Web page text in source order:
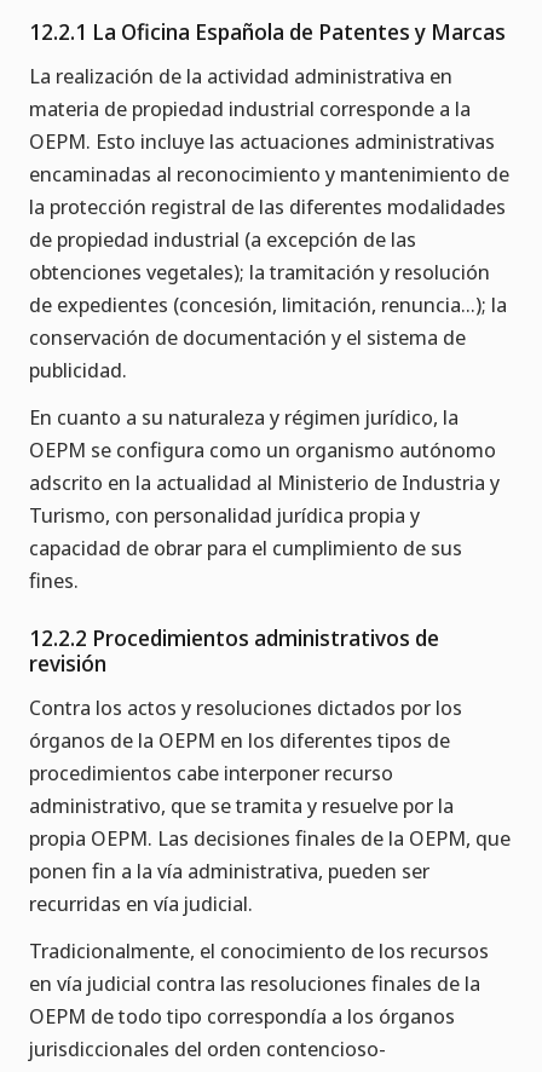
12.2.1 La Oficina Española de Patentes y Marcas
La realización de la actividad administrativa en
materia de propiedad industrial corresponde a la
OEPM. Esto incluye las actuaciones administrativas
encaminadas al reconocimiento y mantenimiento de
la protección registral de las diferentes modalidades
de propiedad industrial (a excepción de las
obtenciones vegetales); la tramitación y resolución
de expedientes (concesión, limitación, renuncia...); la
conservación de documentación y el sistema de
publicidad.
En cuanto a su naturaleza y régimen jurídico, la
OEPM se configura como un organismo autónomo
adscrito en la actualidad al Ministerio de Industria y
Turismo, con personalidad jurídica propia y
capacidad de obrar para el cumplimiento de sus
fines.
12.2.2 Procedimientos administrativos de
revisión
Contra los actos y resoluciones dictados por los
órganos de la OEPM en los diferentes tipos de
procedimientos cabe interponer recurso
administrativo, que se tramita y resuelve por la
propia OEPM. Las decisiones finales de la OEPM, que
ponen fin a la vía administrativa, pueden ser
recurridas en vía judicial.
Tradicionalmente, el conocimiento de los recursos
en vía judicial contra las resoluciones finales de la
OEPM de todo tipo correspondía a los órganos
jurisdiccionales del orden contencioso-